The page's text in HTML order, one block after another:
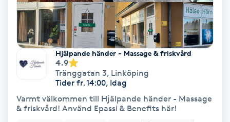
Pigmentfläckar
Plastikkirurgi
Powder brows
Power Yoga
Hjälpande händer - Massage & friskvård
4.9
Tränggatan 3, Linköping
Tider fr. 14:00, Idag
Varmt välkommen till Hjälpande händer - Massage
& friskvård! Använd Epassi & Benefits här!